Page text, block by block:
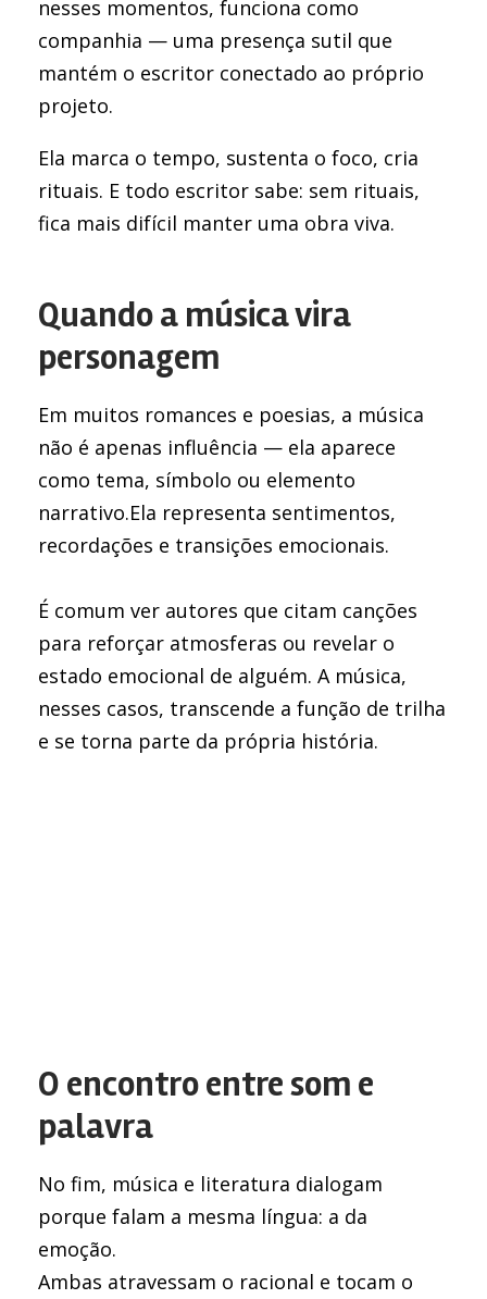
nesses momentos, funciona como
companhia — uma presença sutil que
mantém o escritor conectado ao próprio
projeto.
Ela marca o tempo, sustenta o foco, cria
rituais. E todo escritor sabe: sem rituais,
fica mais difícil manter uma obra viva.
Quando a música vira
personagem
Em muitos romances e poesias, a música
não é apenas influência — ela aparece
como tema, símbolo ou elemento
narrativo.Ela representa sentimentos,
recordações e transições emocionais.
É comum ver autores que citam canções
para reforçar atmosferas ou revelar o
estado emocional de alguém. A música,
nesses casos, transcende a função de trilha
e se torna parte da própria história.
O encontro entre som e
palavra
No fim, música e literatura dialogam
porque falam a mesma língua: a da
emoção.
Ambas atravessam o racional e tocam o